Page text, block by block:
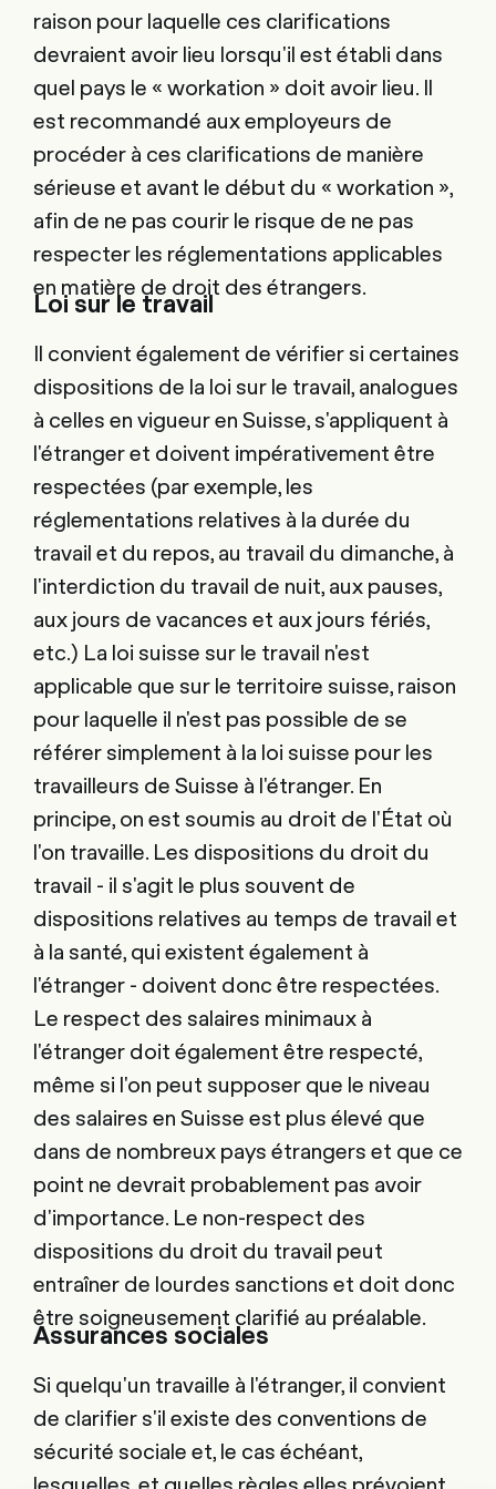
raison pour laquelle ces clarifications
devraient avoir lieu lorsqu'il est établi dans
quel pays le « workation » doit avoir lieu. Il
est recommandé aux employeurs de
procéder à ces clarifications de manière
sérieuse et avant le début du « workation »,
afin de ne pas courir le risque de ne pas
respecter les réglementations applicables
en matière de droit des étrangers.
Loi sur le travail
Il convient également de vérifier si certaines
dispositions de la loi sur le travail, analogues
à celles en vigueur en Suisse, s'appliquent à
l'étranger et doivent impérativement être
respectées (par exemple, les
réglementations relatives à la durée du
travail et du repos, au travail du dimanche, à
l'interdiction du travail de nuit, aux pauses,
aux jours de vacances et aux jours fériés,
etc.) La loi suisse sur le travail n'est
applicable que sur le territoire suisse, raison
pour laquelle il n'est pas possible de se
référer simplement à la loi suisse pour les
travailleurs de Suisse à l'étranger. En
principe, on est soumis au droit de l'État où
l'on travaille. Les dispositions du droit du
travail - il s'agit le plus souvent de
dispositions relatives au temps de travail et
à la santé, qui existent également à
l'étranger - doivent donc être respectées.
Le respect des salaires minimaux à
l'étranger doit également être respecté,
même si l'on peut supposer que le niveau
des salaires en Suisse est plus élevé que
dans de nombreux pays étrangers et que ce
point ne devrait probablement pas avoir
d'importance. Le non-respect des
dispositions du droit du travail peut
entraîner de lourdes sanctions et doit donc
être soigneusement clarifié au préalable.
Assurances sociales
Si quelqu'un travaille à l'étranger, il convient
de clarifier s'il existe des conventions de
sécurité sociale et, le cas échéant,
lesquelles, et quelles règles elles prévoient.